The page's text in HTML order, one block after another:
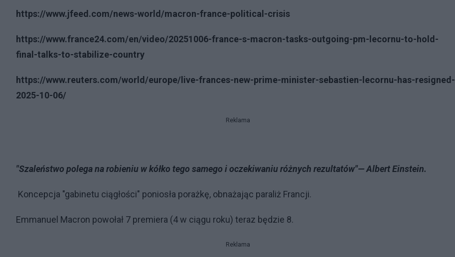
https://www.jfeed.com/news-world/macron-france-political-crisis
https://www.france24.com/en/video/20251006-france-s-macron-tasks-outgoing-pm-lecornu-to-hold-
final-talks-to-stabilize-country
https://www.reuters.com/world/europe/live-frances-new-prime-minister-sebastien-lecornu-has-resigned-
2025-10-06/
Reklama
"Szaleństwo polega na robieniu w kółko tego samego i oczekiwaniu różnych rezultatów"— Albert Einstein.
Koncepcja "gabinetu ciągłości" poniosła porażkę, obnażając paraliż Francji.
Emmanuel Macron powołał 7 premiera (4 w ciągu roku) teraz będzie 8.
Reklama